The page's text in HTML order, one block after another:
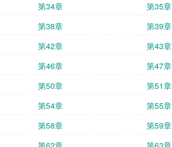
第34章
第35章
第38章
第39章
第42章
第43章
第46章
第47章
第50章
第51章
第54章
第55章
第58章
第59章